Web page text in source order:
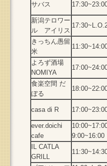
サバス
新潟テロワー
ル アイリス
きっちん愚留
米
よろず酒場
NOMIYA
食楽空間 だ
ぼる
casa di R
ever.doichi
cafe
9:00~16:00
IL CATLA
GRILL